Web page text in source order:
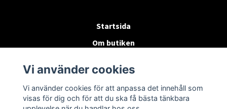
Startsida
Om butiken
Byten & Returer
Kontakta oss
Vi använder cookies
Vi använder cookies för att anpassa det innehåll som
visas för dig och för att du ska få bästa tänkbara